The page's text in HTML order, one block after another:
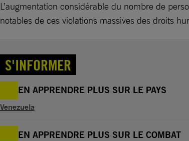
L’augmentation considérable du nombre de
notables de ces violations massives des droits
S'INFORMER
EN APPRENDRE PLUS SUR LE PAYS
Venezuela
EN APPRENDRE PLUS SUR LE COMBAT